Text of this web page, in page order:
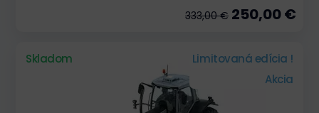
333,00 € 250,00 €
Skladom
Limitovaná edícia !
Akcia